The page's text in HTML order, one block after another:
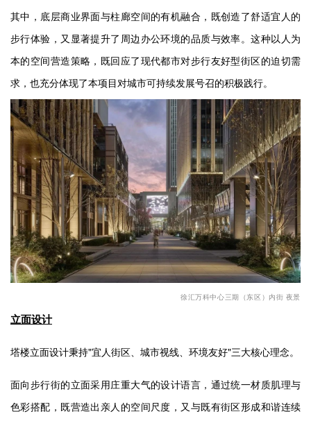
其中，底层商业界面与柱廊空间的有机融合，既创造了舒适宜人的
步行体验，又显著提升了周边办公环境的品质与效率。这种以人为
本的空间营造策略，既回应了现代都市对步行友好型街区的迫切需
求，也充分体现了本项目对城市可持续发展号召的积极践行。
徐汇万科中心三期（东区）内街 夜景
立面设计
塔楼立面设计秉持"宜人街区、城市视线、环境友好"三大核心理念。
面向步行街的立面采用庄重大气的设计语言，通过统一材质肌理与
色彩搭配，既营造出亲人的空间尺度，又与既有街区形成和谐连续